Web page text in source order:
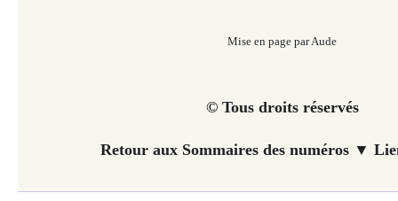
Mise en page par Aude
© Tous droits réservés
Retour aux Sommaires des numéros ▼